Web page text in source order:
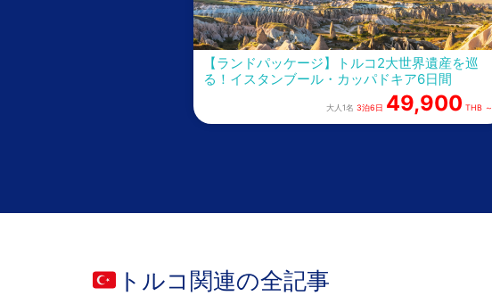
【ランドパッケージ】トルコ2大世界遺産を巡
る！イスタンブール・カッパドキア6日間
大人1名 3泊6日 49,900 THB ～
トルコ関連の全記事